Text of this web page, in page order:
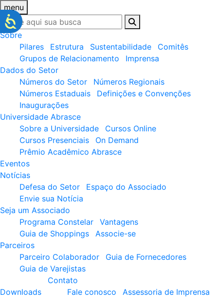
menu
Sobre
Pilares
Estrutura Sustentabilidade
Comitês
Grupos de Relacionamento
Imprensa
Dados do Setor
Números do Setor
Números Regionais
Números Estaduais
Definições e Convenções
Inaugurações
Universidade Abrasce
Sobre a Universidade
Cursos Online
Cursos Presenciais
On Demand
Prêmio Acadêmico Abrasce
Eventos
Notícias
Defesa do Setor
Espaço do Associado
Envie sua Notícia
Seja um Associado
Programa Constelar
Vantagens
Guia de Shoppings
Associe-se
Parceiros
Parceiro Colaborador
Guia de Fornecedores
Guia de Varejistas
Downloads
Contato
Fale conosco
Assessoria de Imprensa